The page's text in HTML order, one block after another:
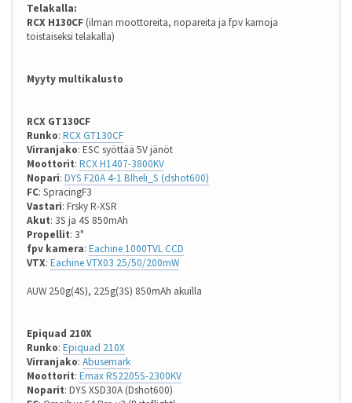
Telakalla:
RCX H130CF (ilman moottoreita, nopareita ja fpv kamoja
toistaiseksi telakalla)
Myyty multikalusto
RCX GT130CF
Runko: RCX GT130CF
Virranjako: ESC syöttää 5V jänöt
Moottorit: RCX H1407-3800KV
Nopari: DYS F20A 4-1 Blheli_S (dshot600)
FC: SpracingF3
Vastari: Frsky R-XSR
Akut: 3S ja 4S 850mAh
Propellit: 3"
fpv kamera: Eachine 1000TVL CCD
VTX: Eachine VTX03 25/50/200mW
AUW 250g(4S), 225g(3S) 850mAh akuilla
Epiquad 210X
Runko: Epiquad 210X
Virranjako: Abusemark
Moottorit: Emax RS2205S-2300KV
Noparit: DYS XSD30A (Dshot600)